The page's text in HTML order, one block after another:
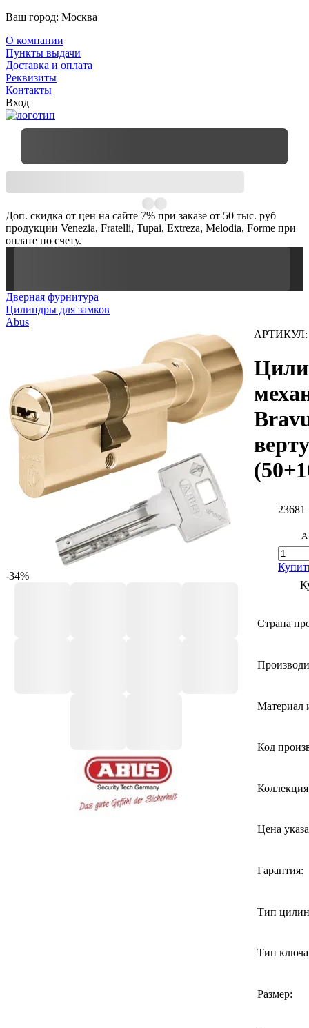
Ваш город: Москва
О компании
Пункты выдачи
Доставка и оплата
Реквизиты
Контакты
Вход
Доп. скидка от цен на сайте 7% при заказе от 50 тыс. руб
продукции Venezia, Fratelli, Tupai, Extreza, Melodia, Forme при
оплате по счету.
Дверная фурнитура
Цилиндры для замков
Abus
-34%
23681
Страна
Материал
Код
Цена
Гарантия:
Тип
Тип
Размер: